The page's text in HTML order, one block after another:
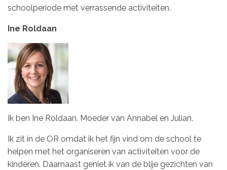
schoolperiode met verrassende activiteiten.
Ine Roldaan
Ik ben Ine Roldaan. Moeder van Annabel en Julian.
Ik zit in de OR omdat ik het fijn vind om de school te
helpen met het organiseren van activiteiten voor de
kinderen. Daarnaast geniet ik van de blije gezichten van